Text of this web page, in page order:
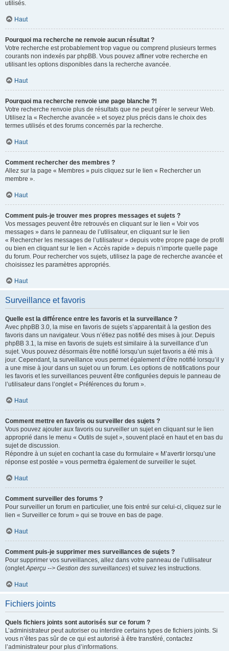
utilisés.
Haut
Pourquoi ma recherche ne renvoie aucun résultat ?
Votre recherche est probablement trop vague ou comprend plusieurs termes
courants non indexés par phpBB. Vous pouvez affiner votre recherche en
utilisant les options disponibles dans la recherche avancée.
Haut
Pourquoi ma recherche renvoie une page blanche ?!
Votre recherche renvoie plus de résultats que ne peut gérer le serveur Web.
Utilisez la « Recherche avancée » et soyez plus précis dans le choix des
termes utilisés et des forums concernés par la recherche.
Haut
Comment rechercher des membres ?
Allez sur la page « Membres » puis cliquez sur le lien « Rechercher un
membre ».
Haut
Comment puis-je trouver mes propres messages et sujets ?
Vos messages peuvent être retrouvés en cliquant sur le lien « Voir vos
messages » dans le panneau de l’utilisateur, en cliquant sur le lien
« Rechercher les messages de l’utilisateur » depuis votre propre page de profil
ou bien en cliquant sur le lien « Accès rapide » depuis n’importe quelle page
du forum. Pour rechercher vos sujets, utilisez la page de recherche avancée et
choisissez les paramètres appropriés.
Haut
Surveillance et favoris
Quelle est la différence entre les favoris et la surveillance ?
Avec phpBB 3.0, la mise en favoris de sujets s’apparentait à la gestion des
favoris dans un navigateur. Vous n’étiez pas notifié des mises à jour. Depuis
phpBB 3.1, la mise en favoris de sujets est similaire à la surveillance d’un
sujet. Vous pouvez désormais être notifié lorsqu’un sujet favoris a été mis à
jour. Cependant, la surveillance vous permet également d’être notifié lorsqu’il y
a une mise à jour dans un sujet ou un forum. Les options de notifications pour
les favoris et les surveillances peuvent être configurées depuis le panneau de
l’utilisateur dans l’onglet « Préférences du forum ».
Haut
Comment mettre en favoris ou surveiller des sujets ?
Vous pouvez ajouter aux favoris ou surveiller un sujet en cliquant sur le lien
approprié dans le menu « Outils de sujet », souvent placé en haut et en bas du
sujet de discussion.
Répondre à un sujet en cochant la case du formulaire « M’avertir lorsqu’une
réponse est postée » vous permettra également de surveiller le sujet.
Haut
Comment surveiller des forums ?
Pour surveiller un forum en particulier, une fois entré sur celui-ci, cliquez sur le
lien « Surveiller ce forum » qui se trouve en bas de page.
Haut
Comment puis-je supprimer mes surveillances de sujets ?
Pour supprimer vos surveillances, allez dans votre panneau de l’utilisateur
(ongletAperçu --> Gestion des surveillances) et suivez les instructions.
Haut
Fichiers joints
Quels fichiers joints sont autorisés sur ce forum ?
L’administrateur peut autoriser ou interdire certains types de fichiers joints. Si
vous n’êtes pas sûr de ce qui est autorisé à être transféré, contactez
l’administrateur pour plus d’informations.